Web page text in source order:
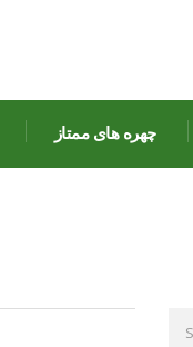
چهره های ممتاز